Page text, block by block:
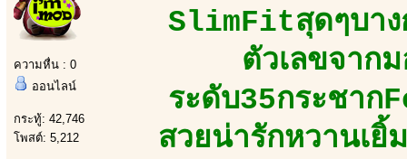
ความหื่น : 0
ออนไลน์
กระทู้: 42,746
โพสต์: 5,212
SlimFitสุดๆบาง
ตัวเลขจาก
ระดับ35กระชาก
สวยน่ารักหวานเยิ้